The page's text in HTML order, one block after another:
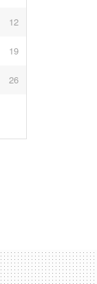
12
19
26